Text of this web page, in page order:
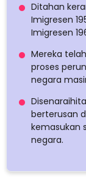
Ditahan
Imigresen
Imigresen
Mereka
proses
negara
berterusan
kemasukan
negara.